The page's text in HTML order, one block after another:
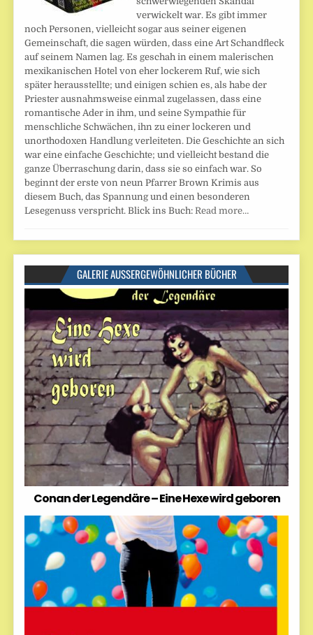
verwickelt war. Es gibt immer
noch Personen, vielleicht sogar aus seiner eigenen
Gemeinschaft, die sagen würden, dass eine Art Schandfleck
auf seinem Namen lag. Es geschah in einem malerischen
mexikanischen Hotel von eher lockerem Ruf, wie sich
später herausstellte; und einigen schien es, als habe der
Priester ausnahmsweise einmal zugelassen, dass eine
romantische Ader in ihm, und seine Sympathie für
menschliche Schwächen, ihn zu einer lockeren und
unorthodoxen Handlung verleiteten. Die Geschichte an sich
war eine einfache Geschichte; und vielleicht bestand die
ganze Überraschung darin, dass sie so einfach war. So
beginnt der erste von neun Pfarrer Brown Krimis aus
diesem Buch, das Spannung und einen besonderen
Lesegenuss verspricht. Blick ins Buch: Read more…
GALERIE AUSSERGEWÖHNLICHER BÜCHER
Conan der Legendäre – Eine Hexe wird geboren